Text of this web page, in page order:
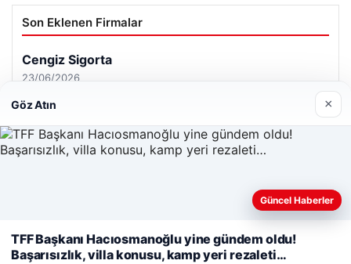
Son Eklenen Firmalar
Cengiz Sigorta
23/06/2026
Web sitemizi nasıl kullandığınızı daha iyi anlayabilmek,
kullanıyoruz.
Çerez Politikamız
Reddet Kabul Et
Göz Atın ×
Güncel Haberler
TFF Başkanı Hacıosmanoğlu yine gündem oldu!
Başarısızlık, villa konusu, kamp yeri rezaleti…
Tercüme Bürosu Malta Dil Okulu |
lemagrup.com.tr
escort
escort
escort
escortescort
escort
giriş
İzle